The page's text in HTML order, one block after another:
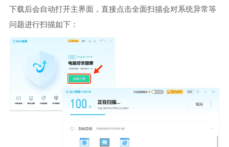
下载后会自动打开主界面，直接点击全面扫描会对系统异常等
问题进行扫描如下：